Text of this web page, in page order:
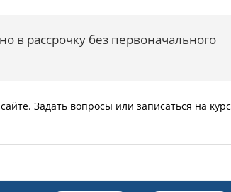
в рассрочку без первоначального
Задать вопросы или записаться на курс